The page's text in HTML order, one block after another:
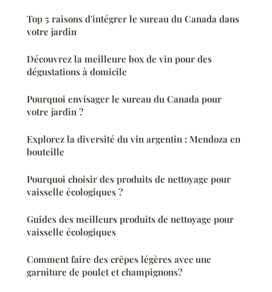
Top 5 raisons d'intégrer le sureau du Canada dans
votre jardin
Découvrez la meilleure box de vin pour des
dégustations à domicile
Pourquoi envisager le sureau du Canada pour
votre jardin ?
Explorez la diversité du vin argentin : Mendoza en
bouteille
Pourquoi choisir des produits de nettoyage pour
vaisselle écologiques ?
Guides des meilleurs produits de nettoyage pour
vaisselle écologiques
Comment faire des crêpes légères avec une
garniture de poulet et champignons?